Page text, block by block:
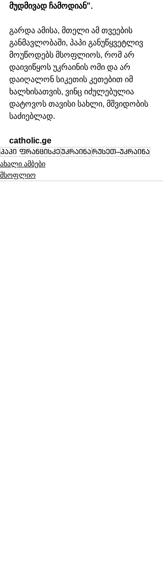
მუდმივად ჩამოდიან".
გარდა ამისა, მთელი ამ თვეების
განმავლობაში, პაპი განუწყვეტლივ
მოუწოდებს მსოფლიოს, რომ არ
დაივიწყოს უკრაინის ომი და არ
დაიღალონ სიკეთის კეთებით იმ
ხალხისათვის, ვინც იძულებულია
დატოვოს თავისი სახლი, მშვიდობის
საძიებლად.
catholic.ge
პაპი ფრანცისკეუკრაინარუსეთ–უკრაინა
ახალი ამბები
მსოფლიო